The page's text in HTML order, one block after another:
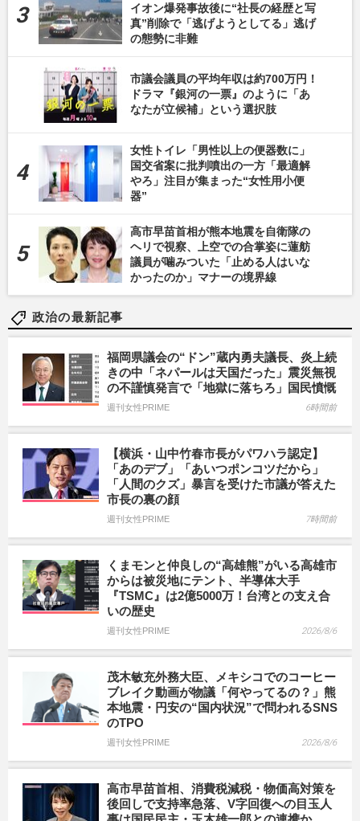
イオン爆発事故後に“社長の経歴と写
真”削除で「逃げようとしてる」逃げ
の態勢に非難
市議会議員の平均年収は約700万円！
ドラマ『銀河の一票』のように「あ
なたが立候補」という選択肢
女性トイレ「男性以上の便器数に」
国交省案に批判噴出の一方「最適解
やろ」注目が集まった“女性用小便
器”
高市早苗首相が熊本地震を自衛隊の
ヘリで視察、上空での合掌姿に蓮舫
議員が噛みついた「止める人はいな
かったのか」マナーの境界線
政治の最新記事
福岡県議会の“ドン”蔵内勇夫議長、炎上続
きの中「ネパールは天国だった」震災無視
の不謹慎発言で「地獄に落ちろ」国民憤慨
週刊女性PRIME 6時間前
【横浜・山中竹春市長がパワハラ認定】
「あのデブ」「あいつポンコツだから」
「人間のクズ」暴言を受けた市議が答えた
市長の裏の顔
週刊女性PRIME 7時間前
くまモンと仲良しの“高雄熊”がいる高雄市
からは被災地にテント、半導体大手
『TSMC』は2億5000万！台湾との支え合
いの歴史
週刊女性PRIME 2026/8/6
茂木敏充外務大臣、メキシコでのコーヒー
ブレイク動画が物議「何やってるの？」熊
本地震・円安の“国内状況”で問われるSNS
のTPO
週刊女性PRIME 2026/8/6
高市早苗首相、消費税減税・物価高対策を
後回しで支持率急落、V字回復への目玉人